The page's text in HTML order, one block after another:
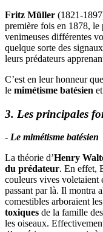
Fritz Müller (1821-
première fois en 1878, le
venimeuses différentes
quelque sorte des
leurs prédateurs
C’est en leur honneur
le mimétisme batésien
3. Les principales
- Le mimétisme batésien
La théorie d’Henry
du prédateur. En effet,
couleurs vives voletaient
passant par là. Il montra
comestibles arboraient
toxiques de la famille des
les oiseaux.